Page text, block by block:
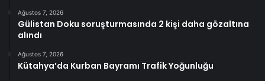
Ağustos 7, 2026
Gülistan Doku soruşturmasında 2 kişi daha gözaltına
alındı
Ağustos 7, 2026
Kütahya’da Kurban Bayramı Trafik Yoğunluğu